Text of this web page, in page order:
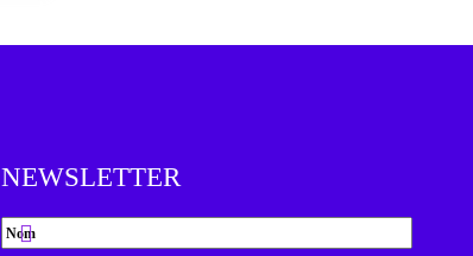
NEWSLETTER